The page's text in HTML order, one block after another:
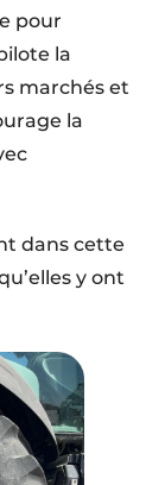
pour
la
marchés et
la
dans cette
y ont